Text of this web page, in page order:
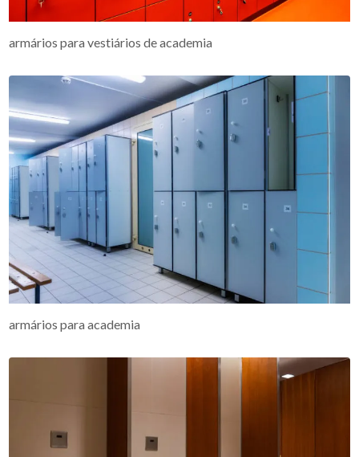
armários para vestiários de academia
armários para academia